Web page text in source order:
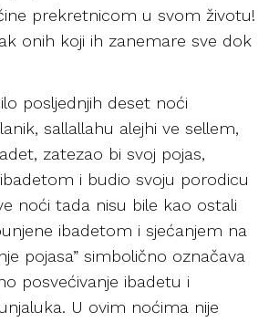
prekretnicom u svom životu!
onih koji ih zanemare sve dok
posljednjih deset noći
sallallahu alejhi ve sellem,
zatezao bi svoj pojas,
i budio svoju porodicu
noći tada nisu bile kao ostali
ibadetom i sjećanjem na
pojasa” simbolično označava
posvećivanje ibadetu i
U ovim noćima nije